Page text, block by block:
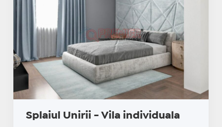
Splaiul Unirii - Vila individuala